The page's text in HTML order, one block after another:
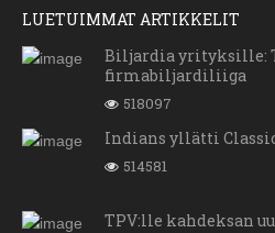
LUETUIMMAT ARTIKKELIT
Biljardia yrityksille:
firmabiljardiliiga
518097
Indians yllätti
514581
TPV:lle kahdeksan